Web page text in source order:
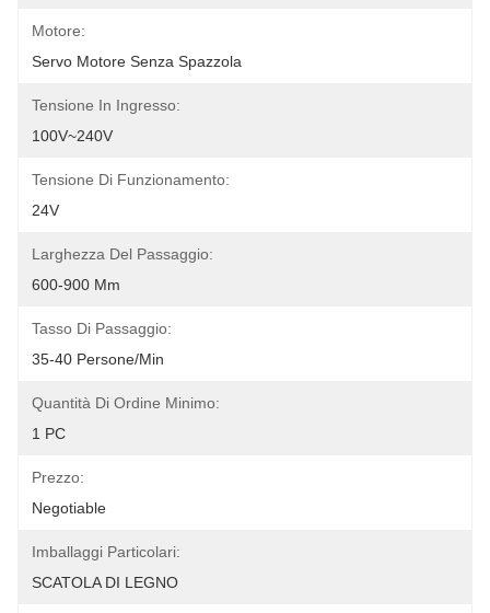
Motore:
Servo Motore Senza Spazzola
Tensione In Ingresso:
100V~240V
Tensione Di Funzionamento:
24V
Larghezza Del Passaggio:
600-900 Mm
Tasso Di Passaggio:
35-40 Persone/min
Quantità Di Ordine Minimo:
1 PC
Prezzo:
Negotiable
Imballaggi Particolari:
SCATOLA DI LEGNO